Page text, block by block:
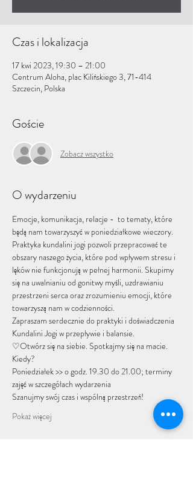
Czas i lokalizacja
17 kwi 2023, 19:30 – 21:00
Centrum Aloha, plac Kilińskiego 3, 71-414
Szczecin, Polska
Goście
Zobacz wszystko
O wydarzeniu
Emocje, komunikacja, relacje -  to tematy, które
będą nam towarzyszyć w poniedziałkowe wieczory.
Praktyka kundalini jogi pozwoli przepracować te
obszary naszego życia, które pod wpływem stresu i
lęków nie funkcjonują w pełnej harmonii. Skupimy
się na uwalnianiu od gonitwy myśli, uzdrawianiu
przestrzeni serca oraz zrozumieniu emocji, które
towarzyszą nam w codzienności.
Zapraszam serdecznie do praktyki i doświadczenia
Kundalini Jogi w przepływie i balansie.
♡Otwórz się na siebie. Spotkajmy się na macie.
Kiedy?
Poniedziałek >> o godz. 19.30 do 21.00; terminy
zajęć w szczegółach wydarzenia
Szanujmy swój czas i wspólną przestrzeń!
Pokaż więcej